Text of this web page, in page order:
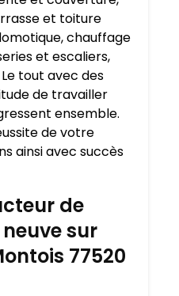
et toiture
chauffage
et escaliers,
tout avec des
de travailler
ensemble.
de votre
ainsi avec succès
de
sur
77520